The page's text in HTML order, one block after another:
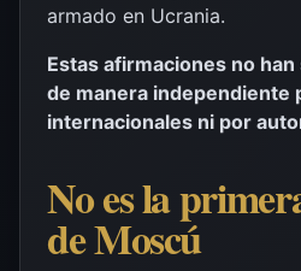
armado en Ucrania.
Estas afirmaciones no
de manera independiente
internacionales ni por
No es la
de Moscú